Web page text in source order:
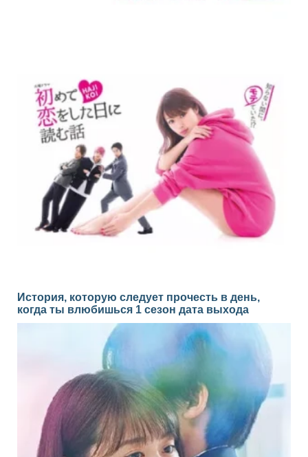
История, которую следует прочесть в день,
когда ты влюбишься 1 сезон дата выхода